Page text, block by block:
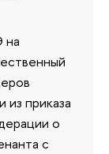
на
из приказа
о
с